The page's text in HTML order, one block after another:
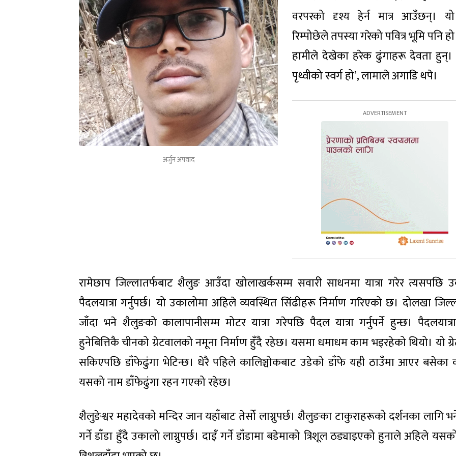
अर्जुन अपवाद
वरपरको दृश्य हेर्न मात्र आउँछन्।
रिम्पोछेले तपस्या गरेको पवित्र भूमि पनि
हामीले देखेका हरेक ढुंगाहरू देवता
पृथ्वीको स्वर्ग हो’, लामाले अगाडि थपे।
रामेछाप जिल्लातर्फबाट शैलुङ आउँदा खोलाखर्कसम्म सवारी साधनमा यात्रा गरेर त्यसपछि
पैदलयात्रा गर्नुपर्छ। यो उकालोमा अहिले व्यवस्थित सिंढीहरू निर्माण गरिएको छ। दोलखा
जाँदा भने शैलुङको कालापानीसम्म मोटर यात्रा गरेपछि पैदल यात्रा गर्नुपर्ने हुन्छ।
हुनेबित्तिकै चीनको ग्रेटवालको नमूना निर्माण हुँदै रहेछ। यसमा धमाधम काम भइरहेको थियो। यो
सकिएपछि डाँफेढुंगा भेटिन्छ। धेरै पहिले कालिञ्चोकबाट उडेको डाँफे यही ठाउँमा आएर बसेका
यसको नाम डाँफेढुंगा रहन गएको रहेछ।
शैलुङेश्वर महादेवको मन्दिर जान यहाँबाट तेर्सो लाग्नुपर्छ। शैलुङका टाकुराहरूको दर्शनका लागि
गर्ने डाँडा हुँदै उकालो लाग्नुपर्छ। दाइँ गर्ने डाँडामा बडेमाको त्रिशूल ठड्याइएको हुनाले अहिले